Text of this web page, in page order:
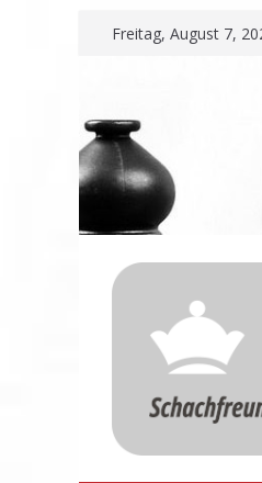
ZumFreitag, August 7,